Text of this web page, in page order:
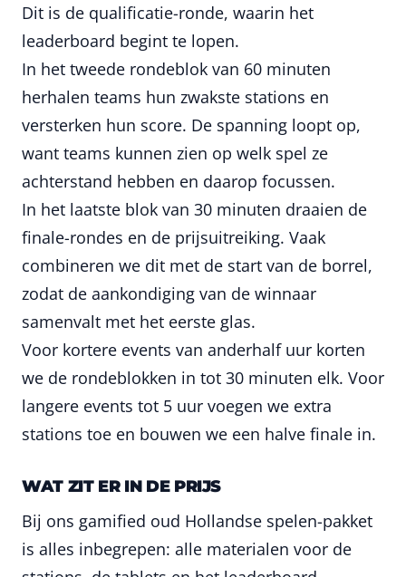
Dit is de qualificatie-ronde, waarin het
leaderboard begint te lopen.
In het tweede rondeblok van 60 minuten
herhalen teams hun zwakste stations en
versterken hun score. De spanning loopt op,
want teams kunnen zien op welk spel ze
achterstand hebben en daarop focussen.
In het laatste blok van 30 minuten draaien de
finale-rondes en de prijsuitreiking. Vaak
combineren we dit met de start van de borrel,
zodat de aankondiging van de winnaar
samenvalt met het eerste glas.
Voor kortere events van anderhalf uur korten
we de rondeblokken in tot 30 minuten elk. Voor
langere events tot 5 uur voegen we extra
stations toe en bouwen we een halve finale in.
WAT ZIT ER IN DE PRIJS
Bij ons gamified oud Hollandse spelen-pakket
is alles inbegrepen: alle materialen voor de